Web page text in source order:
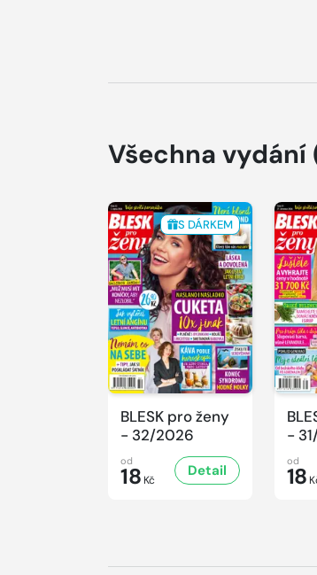
Všechna vydání
S DÁRKEM
BLESK pro ženy
- 32/2026
od
18 Kč
Detail
-
od
18